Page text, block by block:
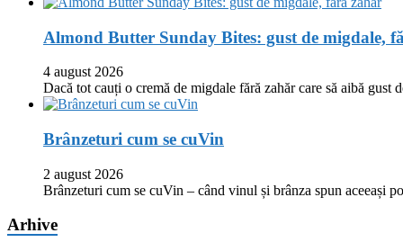
Almond Butter Sunday Bites: gust de migdale,
4 august 2026
Dacă tot cauți o cremă de migdale fără zahăr care să aibă gust
Brânzeturi cum se cuVin
2 august 2026
Brânzeturi cum se cuVin – când vinul și brânza spun aceeași
Arhive